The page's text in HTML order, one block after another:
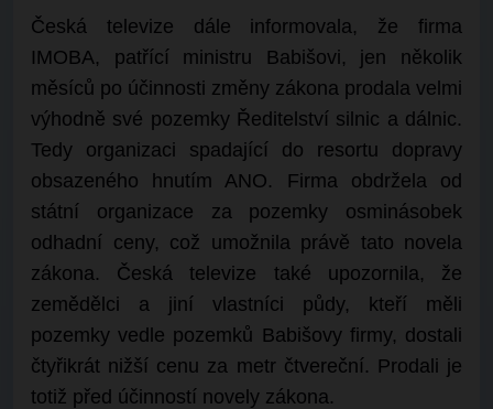
Česká televize dále informovala, že firma
IMOBA, patřící ministru Babišovi, jen několik
měsíců po účinnosti změny zákona prodala velmi
výhodně své pozemky Ředitelství silnic a dálnic.
Tedy organizaci spadající do resortu dopravy
obsazeného hnutím ANO. Firma obdržela od
státní organizace za pozemky osminásobek
odhadní ceny, což umožnila právě tato novela
zákona. Česká televize také upozornila, že
zemědělci a jiní vlastníci půdy, kteří měli
pozemky vedle pozemků Babišovy firmy, dostali
čtyřikrát nižší cenu za metr čtvereční. Prodali je
totiž před účinností novely zákona.